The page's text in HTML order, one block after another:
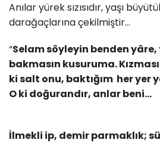
Anılar yürek sızısıdır, yaşı
darağaçlarına çekilmiştir...
“Selam söyleyin benden
bakmasın kusuruma.
ki salt onu, baktığım her yer
O ki doğurandır, anlar beni...
İlmekli ip, demir parmaklık;